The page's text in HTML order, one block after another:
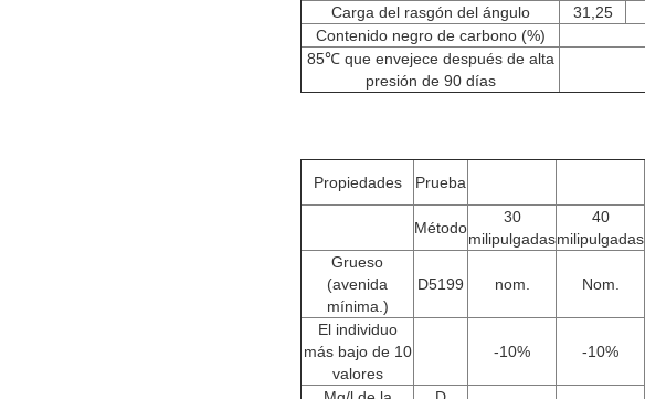
Carga del rasgón del ángulo
31,25
Contenido negro de carbono (%)
85℃ que envejece después de alta
presión de 90 días
Propiedades Prueba
Método
30
milipulgadas
40
milipulgadas
Grueso
(avenida
mínima.)
D5199 nom. Nom.
El individuo
más bajo de 10
valores
-10% -10%